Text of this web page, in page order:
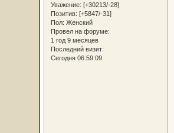
Уважение: [+30213/-28]
Позитив: [+5847/-31]
Пол: Женский
Провел на форуме:
1 год 9 месяцев
Последний визит:
Сегодня 06:59:09